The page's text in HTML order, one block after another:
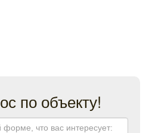
по объекту!